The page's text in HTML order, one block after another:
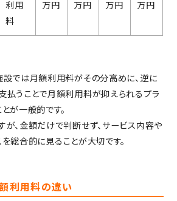
利用
料
万円
万円
万円
万円
では月額利用料がその分高めに、逆に
払うことで月額利用料が抑えられるプラ
が一般的です。
、金額だけで判断せず、サービス内容や
総合的に見ることが大切です。
利用料の違い